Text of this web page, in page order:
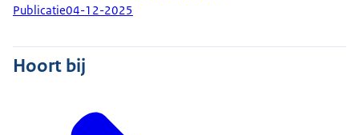
Publicatie04-12-2025
Hoort bij